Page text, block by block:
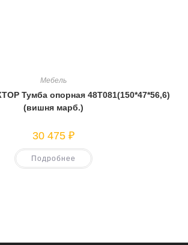
Мебель
Тумба опорная 48Т081(150*47*56,6)
(вишня марб.)
30 475 ₽
Подробнее